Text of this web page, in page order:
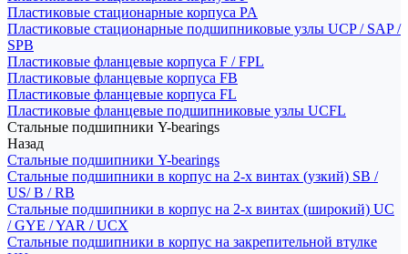
Пластиковые стационарные корпуса PA
Пластиковые стационарные подшипниковые узлы UCP / SAP /
SPB
Пластиковые фланцевые корпуса F / FPL
Пластиковые фланцевые корпуса FB
Пластиковые фланцевые корпуса FL
Пластиковые фланцевые подшипниковые узлы UCFL
Стальные подшипники Y-bearings
Назад
Стальные подшипники Y-bearings
Стальные подшипники в корпус на 2-х винтах (узкий) SB /
US/ B / RB
Стальные подшипники в корпус на 2-х винтах (широкий) UC
/ GYE / YAR / UCX
Стальные подшипники в корпус на закрепительной втулке